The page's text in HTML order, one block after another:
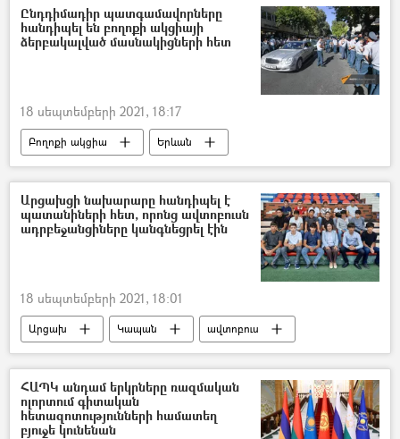
հայացք
Ընդդիմադիր պատգամավորները
հանդիպել են բողոքի ակցիայի
ձերբակալված մասնակիցների հետ
18 սեպտեմբերի 2021, 18:17
Բողոքի ակցիա
Երևան
տոնակատարություն
Անկախության օր
Արցախցի նախարարը հանդիպել է
պատանիների հետ, որոնց ավտոբուսն
ադրբեջանցիները կանգնեցրել էին
18 սեպտեմբերի 2021, 18:01
Արցախ Կապան
ավտոբուս
ադրբեջանցի
Գորիս ֆուտբոլիստ
ՀԱՊԿ անդամ երկրները ռազմական
ոլորտում գիտական
հետազոտությունների համատեղ
բյուջե կունենան